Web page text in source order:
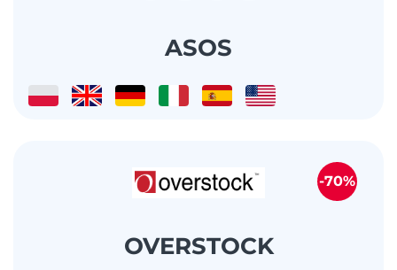
ASOS
OVERSTOCK
-70%